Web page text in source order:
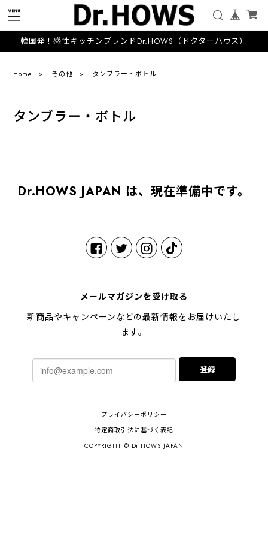
韓国発！感性キッチンブランドDr.HOWS（ドクターハウス）
Home その他 タンブラー・ボトル
タンブラー・ボトル
Dr.HOWS JAPAN は、現在準備中です。
メールマガジンを受け取る
新商品やキャンペーンなどの最新情報をお届けいたし
ます。
登録
プライバシーポリシー
特定商取引法に基づく表記
COPYRIGHT © Dr.HOWS JAPAN